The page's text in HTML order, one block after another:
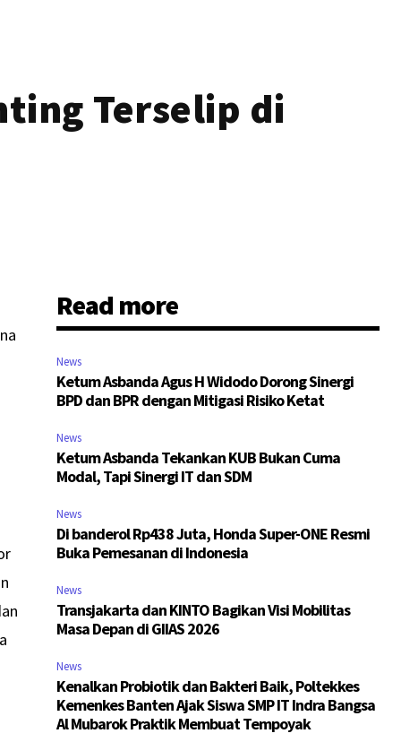
Terselip di
Read more
News
Ketum Asbanda Agus H Widodo Dorong Sinergi
BPD dan BPR dengan Mitigasi Risiko Ketat
News
Ketum Asbanda Tekankan KUB Bukan Cuma
Modal, Tapi Sinergi IT dan SDM
News
Di banderol Rp438 Juta, Honda Super-ONE Resmi
Buka Pemesanan di Indonesia
News
Transjakarta dan KINTO Bagikan Visi Mobilitas
Masa Depan di GIIAS 2026
News
Kenalkan Probiotik dan Bakteri Baik, Poltekkes
Kemenkes Banten Ajak Siswa SMP IT Indra Bangsa
Al Mubarok Praktik Membuat Tempoyak